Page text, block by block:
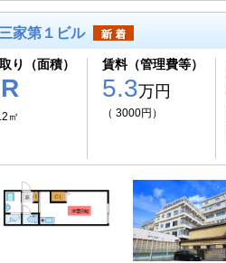
家第１ビル
り（面積）
㎡
賃料（管理費等）
5.3万円
（ 3000円）